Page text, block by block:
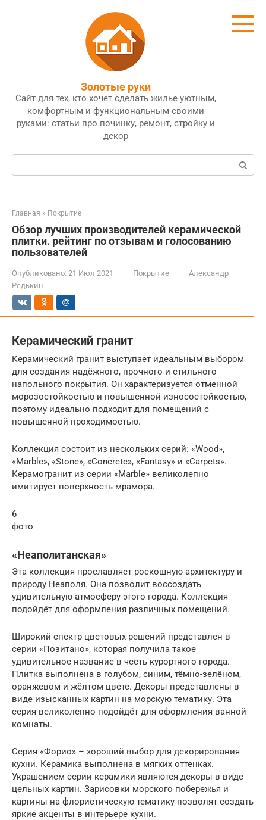
Золотые руки
Сайт для тех, кто хочет сделать жилье уютным,
комфортным и функциональным своими
руками: статьи про починку, ремонт, стройку и
декор
Поиск:
Главная » Покрытие
Обзор лучших производителей керамической
плитки. рейтинг по отзывам и голосованию
пользователей
Опубликовано: 21 Июл 2021 Покрытие
Александр
Редькин
Керамический гранит
Керамический гранит выступает идеальным выбором
для создания надёжного, прочного и стильного
напольного покрытия. Он характеризуется отменной
морозостойкостью и повышенной износостойкостью,
поэтому идеально подходит для помещений с
повышенной проходимостью.
Коллекция состоит из нескольких серий: «Wood»,
«Marble», «Stone», «Concrete», «Fantasy» и «Carpets».
Керамогранит из серии «Marble» великолепно
имитирует поверхность мрамора.
6
фото
«Неаполитанская»
Эта коллекция прославляет роскошную архитектуру и
природу Неаполя. Она позволит воссоздать
удивительную атмосферу этого города. Коллекция
подойдёт для оформления различных помещений.
Широкий спектр цветовых решений представлен в
серии «Позитано», которая получила такое
удивительное название в честь курортного города.
Плитка выполнена в голубом, синим, тёмно-зелёном,
оранжевом и жёлтом цвете. Декоры представлены в
виде изысканных картин на морскую тематику. Эта
серия великолепно подойдёт для оформления ванной
комнаты.
Серия «Форио» – хороший выбор для декорирования
кухни. Керамика выполнена в мягких оттенках.
Украшением серии керамики являются декоры в виде
цельных картин. Зарисовки морского побережья и
картины на флористическую тематику позволят создать
яркие акценты в интерьере кухни.